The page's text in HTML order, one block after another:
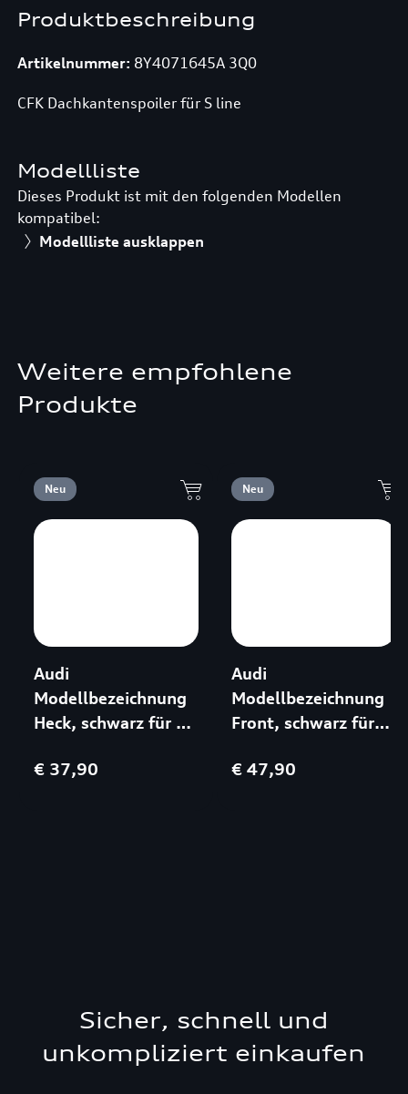
Produktbeschreibung
Artikelnummer: 8Y4071645A 3Q0
CFK Dachkantenspoiler für S line
Modellliste
Dieses Produkt ist mit den folgenden Modellen
kompatibel:
Modellliste ausklappen
Weitere empfohlene
Produkte
Neu
Audi
Modellbezeichnung
Heck, schwarz für TT
€ 37,90
Neu
Audi
Modellbezeichnung
Front, schwarz für
€ 47,90
Sicher, schnell und
unkompliziert einkaufen